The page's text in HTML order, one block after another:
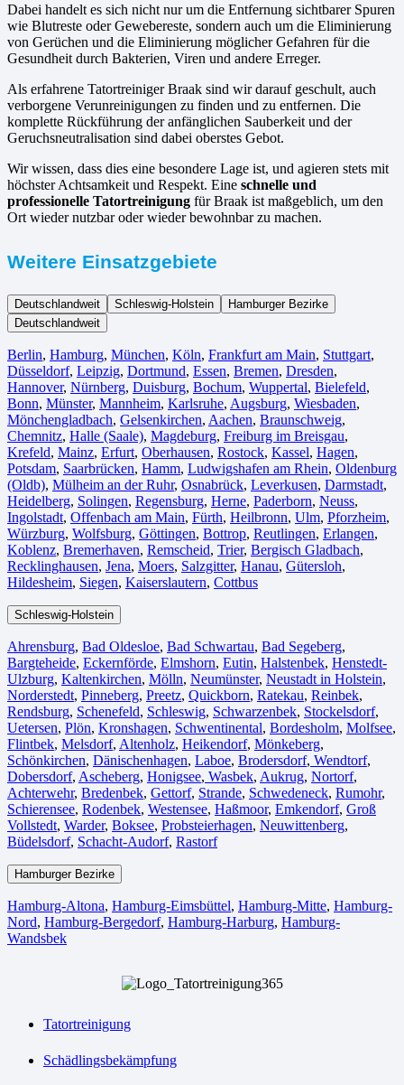
Dabei handelt es sich nicht nur um die Entfernung sichtbarer Spuren
wie Blutreste oder Gewebereste, sondern auch um die Eliminierung
von Gerüchen und die Eliminierung möglicher Gefahren für die
Gesundheit durch Bakterien, Viren und andere Erreger.
Als erfahrene Tatortreiniger Braak sind wir darauf geschult, auch
verborgene Verunreinigungen zu finden und zu entfernen. Die
komplette Rückführung der anfänglichen Sauberkeit und der
Geruchsneutralisation sind dabei oberstes Gebot.
Wir wissen, dass dies eine besondere Lage ist, und agieren stets mit
höchster Achtsamkeit und Respekt. Eine schnelle und
professionelle Tatortreinigung für Braak ist maßgeblich, um den
Ort wieder nutzbar oder wieder bewohnbar zu machen.
Weitere Einsatzgebiete
Deutschlandweit Schleswig-Holstein
Hamburger Bezirke
Deutschlandweit
Berlin⁠, Hamburg, München, Köln⁠, Frankfurt am Main, Stuttgart,
Düsseldorf, Leipzig, Dortmund, Essen, Bremen, Dresden,
Hannover, Nürnberg, Duisburg⁠, Bochum, Wuppertal⁠, Bielefeld⁠,
Bonn⁠, Münster⁠, Mannheim, Karlsruhe, Augsburg, Wiesbaden⁠,
Mönchengladbach⁠, Gelsenkirchen⁠, Aachen⁠, Braunschweig,
Chemnitz⁠, Halle (Saale)⁠, Magdeburg, Freiburg im Breisgau⁠,
Krefeld⁠, Mainz⁠, Erfurt, Oberhausen⁠, Rostock⁠, Kassel⁠, Hagen,
Potsdam, Saarbrücken⁠, Hamm, Ludwigshafen am Rhein⁠, Oldenburg
(Oldb), Mülheim an der Ruhr, Osnabrück⁠, Leverkusen, Darmstadt⁠,
Heidelberg, Solingen, Regensburg, Herne⁠, Paderborn, Neuss,
Ingolstadt, Offenbach am Main, Fürth⁠, Heilbronn, Ulm⁠, Pforzheim,
Würzburg, Wolfsburg⁠, Göttingen, Bottrop, Reutlingen, Erlangen⁠,
Koblenz, Bremerhaven⁠, Remscheid, Trier⁠, Bergisch Gladbach,
Recklinghausen, Jena⁠, Moers⁠, Salzgitter⁠, Hanau, Gütersloh,
Hildesheim⁠, Siegen⁠, Kaiserslautern⁠, Cottbus⁠
Schleswig-Holstein
Ahrensburg, Bad Oldesloe, Bad Schwartau, Bad Segeberg,
Bargteheide, Eckernförde, Elmshorn, Eutin, Halstenbek, Henstedt-
Ulzburg, Kaltenkirchen, Mölln, Neumünster, Neustadt in Holstein,
Norderstedt, Pinneberg, Preetz, Quickborn, Ratekau, Reinbek,
Rendsburg, Schenefeld, Schleswig, Schwarzenbek, Stockelsdorf,
Uetersen, Plön, Kronshagen, Schwentinental, Bordesholm, Molfsee,
Flintbek, Melsdorf, Altenholz, Heikendorf, Mönkeberg,
Schönkirchen, Dänischenhagen, Laboe, Brodersdorf, Wendtorf,
Dobersdorf, Ascheberg, Honigsee, Wasbek, Aukrug, Nortorf,
Achterwehr, Bredenbek, Gettorf, Strande, Schwedeneck, Rumohr,
Schierensee, Rodenbek, Westensee, Haßmoor, Emkendorf, Groß
Vollstedt, Warder, Boksee, Probsteierhagen, Neuwittenberg,
Büdelsdorf, Schacht-Audorf, Rastorf
Hamburger Bezirke
Hamburg-Altona, Hamburg-Eimsbüttel, Hamburg-Mitte, Hamburg-
Nord, Hamburg-Bergedorf, Hamburg-Harburg, Hamburg-
Wandsbek
Tatortreinigung
Schädlingsbekämpfung